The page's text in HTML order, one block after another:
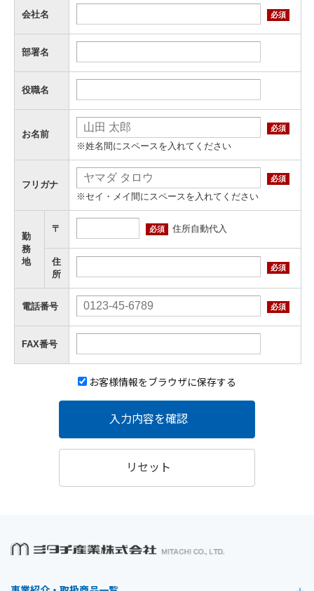
会社名 必須
部署名
役職名
お名前
必須
※姓名間にスペースを入れてください
フリガナ
必須
※セイ・メイ間にスペースを入れてください
勤
務
地
〒 必須 住所自動代入
住
所
必須
電話番号 必須
FAX番号
お客様情報をブラウザに保存する
入力内容を確認
リセット